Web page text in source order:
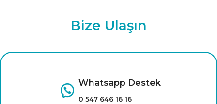
Bize Ulaşın
Whatsapp Destek
0 547 646 16 16